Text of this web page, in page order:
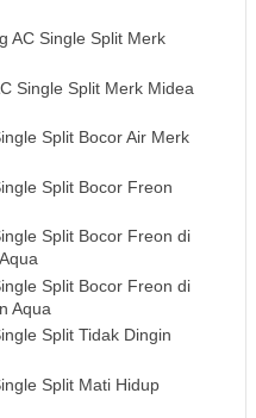
AC Single Split Merk
Single Split Merk Midea
Split Bocor Air Merk
Split Bocor Freon
Split Bocor Freon di
Split Bocor Freon di
Aqua
Split Tidak Dingin
Split Mati Hidup